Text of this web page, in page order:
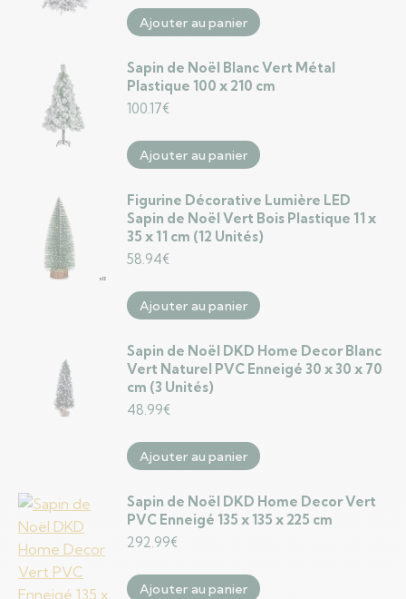
Ajouter au panier
Sapin de Noël Blanc Vert Métal
Plastique 100 x 210 cm
100.17€
Ajouter au panier
Figurine Décorative Lumière LED
Sapin de Noël Vert Bois Plastique 11 x
35 x 11 cm (12 Unités)
58.94€
Ajouter au panier
Sapin de Noël DKD Home Decor Blanc
Vert Naturel PVC Enneigé 30 x 30 x 70
cm (3 Unités)
48.99€
Ajouter au panier
Sapin de Noël DKD Home Decor Vert
PVC Enneigé 135 x 135 x 225 cm
292.99€
Ajouter au panier